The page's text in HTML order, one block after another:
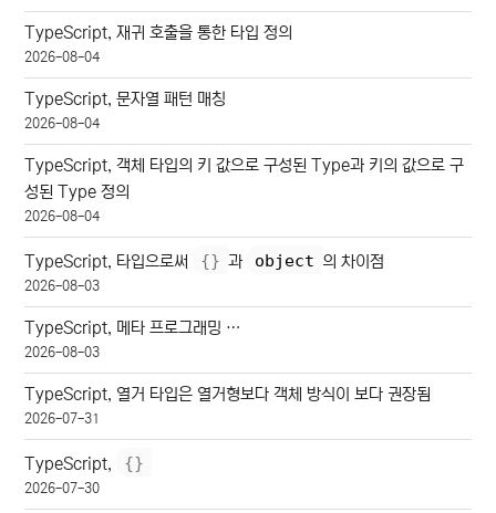
TypeScript, 재귀 호출을 통한 타입 정의
2026-08-04
TypeScript, 문자열 패턴 매칭
2026-08-04
TypeScript, 객체 타입의 키 값으로 구성된 Type과 키의 값으로 구
성된 Type 정의
2026-08-04
TypeScript, 타입으로써 {} 과 object 의 차이점
2026-08-03
TypeScript, 메타 프로그래밍 …
2026-08-03
TypeScript, 열거 타입은 열거형보다 객체 방식이 보다 권장됨
2026-07-31
TypeScript, {}
2026-07-30